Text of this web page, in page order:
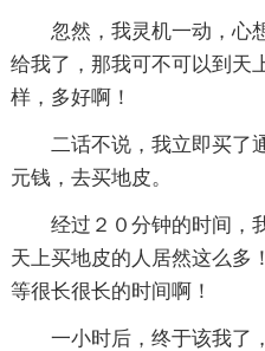
忽然，我灵机一动，心
给我了，那我可不可以到天
样，多好啊！
二话不说，我立即买了
元钱，去买地皮。
经过２０分钟的时间，
天上买地皮的人居然这么多
等很长很长的时间啊！
一小时后，终于该我了